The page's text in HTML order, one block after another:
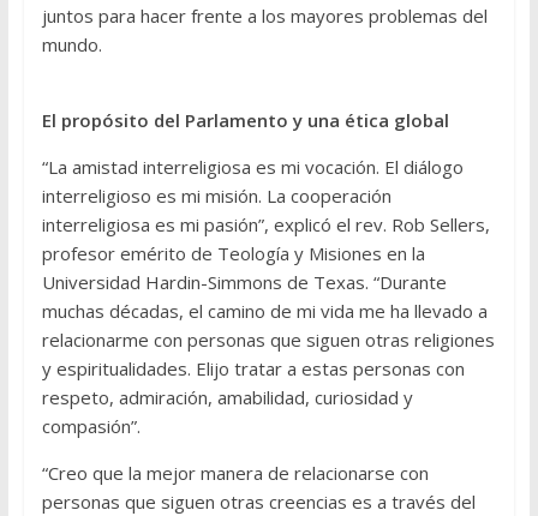
juntos para hacer frente a los mayores problemas del
mundo.
El propósito del Parlamento y una ética global
“La amistad interreligiosa es mi vocación. El diálogo
interreligioso es mi misión. La cooperación
interreligiosa es mi pasión”, explicó el rev. Rob Sellers,
profesor emérito de Teología y Misiones en la
Universidad Hardin-Simmons de Texas. “Durante
muchas décadas, el camino de mi vida me ha llevado a
relacionarme con personas que siguen otras religiones
y espiritualidades. Elijo tratar a estas personas con
respeto, admiración, amabilidad, curiosidad y
compasión”.
“Creo que la mejor manera de relacionarse con
personas que siguen otras creencias es a través del